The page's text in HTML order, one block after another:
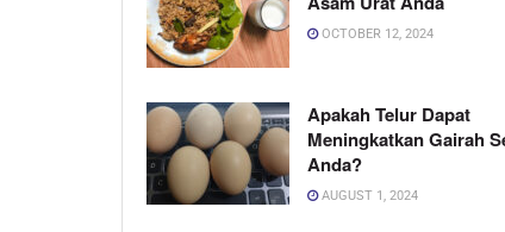
OCTOBER 12, 2024
Apakah Telur Dapat
Meningkatkan Gairah
Anda?
AUGUST 1, 2024